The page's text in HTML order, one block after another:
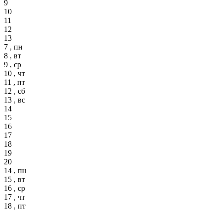
9
10
11
12
13
7 , пн
8 , вт
9 , ср
10 , чт
11 , пт
12 , сб
13 , вс
14
15
16
17
18
19
20
14 , пн
15 , вт
16 , ср
17 , чт
18 , пт